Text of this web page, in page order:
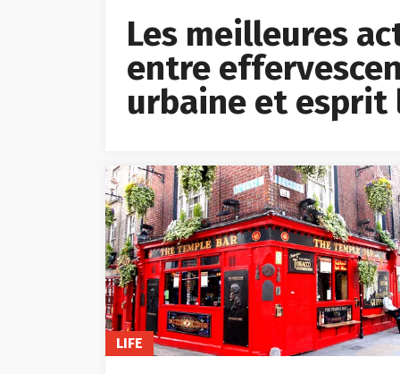
Les meilleures
entre
urbaine et esprit
LIFE